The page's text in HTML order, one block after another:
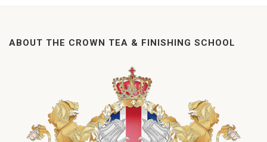
ABOUT THE CROWN TEA & FINISHING SCHOOL